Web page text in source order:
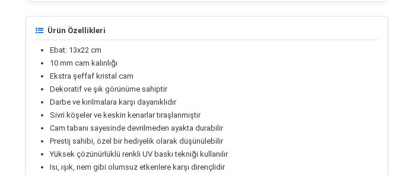
Ürün Özellikleri
Ebat: 13x22 cm
10 mm cam kalınlığı
Ekstra şeffaf kristal cam
Dekoratif ve şık görünüme sahiptir
Darbe ve kırılmalara karşı dayanıklıdır
Sivri köşeler ve keskin kenarlar tıraşlanmıştır
Cam tabanı sayesinde devrilmeden ayakta durabilir
Prestij sahibi, özel bir hediyelik olarak düşünülebilir
Yüksek çözünürlüklü renkli UV baskı tekniği kullanılır
Isı, ışık, nem gibi olumsuz etkenlere karşı dirençlidir